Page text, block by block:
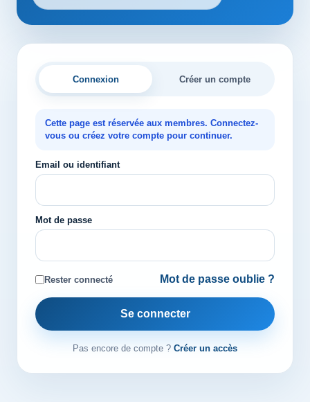
Connexion Créer un compte
Cette page est réservée aux membres. Connectez-
vous ou créez votre compte pour continuer.
Email ou identifiant
Mot de passe
Rester connecté Mot de passe oublie ?
Se connecter
Pas encore de compte ? Créer un accès